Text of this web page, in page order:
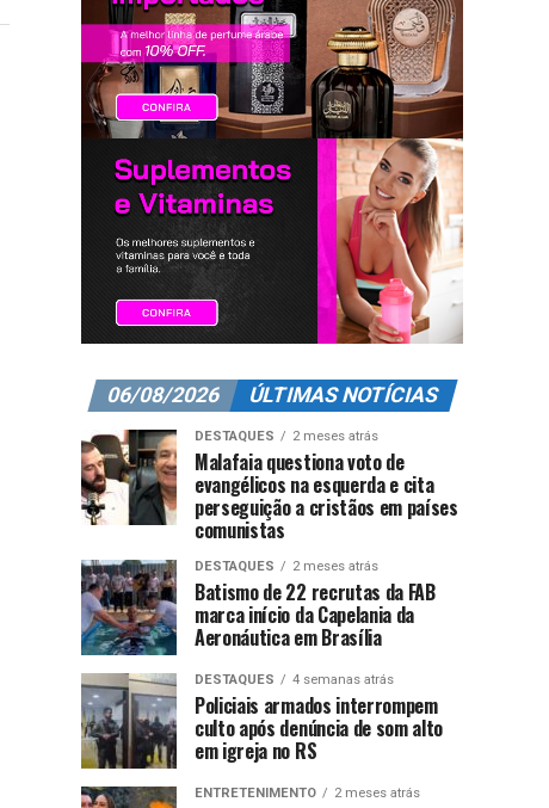
06/08/2026 ÚLTIMAS NOTÍCIAS
DESTAQUES 2 meses atrás
Malafaia questiona voto de
evangélicos na esquerda e cita
perseguição a cristãos em países
comunistas
DESTAQUES 2 meses atrás
Batismo de 22 recrutas da FAB
marca início da Capelania da
Aeronáutica em Brasília
DESTAQUES 4 semanas atrás
Policiais armados interrompem
culto após denúncia de som alto
em igreja no RS
ENTRETENIMENTO 2 meses atrás